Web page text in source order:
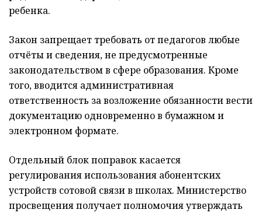
ребенка.
Закон запрещает требовать от педагогов любые
отчёты и сведения, не предусмотренные
законодательством в сфере образования. Кроме
того, вводится административная
ответственность за возложение обязанности вести
документацию одновременно в бумажном и
электронном формате.
Отдельный блок поправок касается
регулирования использования абонентских
устройств сотовой связи в школах. Министерство
просвещения получает полномочия утверждать